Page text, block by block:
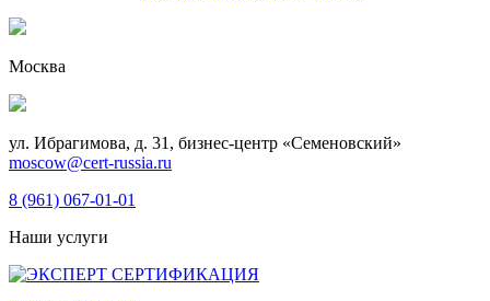
Москва
ул. Ибрагимова, д. 31, бизнес-центр «Семеновский»
moscow@cert-russia.ru
8 (961) 067-01-01
Наши услуги